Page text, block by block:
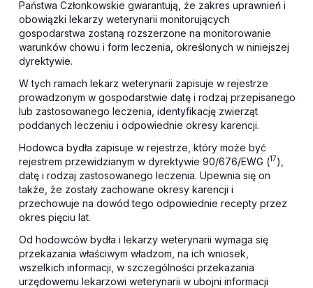
Państwa Członkowskie gwarantują, że zakres uprawnień i
obowiązki lekarzy weterynarii monitorujących
gospodarstwa zostaną rozszerzone na monitorowanie
warunków chowu i form leczenia, określonych w niniejszej
dyrektywie.
W tych ramach lekarz weterynarii zapisuje w rejestrze
prowadzonym w gospodarstwie datę i rodzaj przepisanego
lub zastosowanego leczenia, identyfikację zwierząt
poddanych leczeniu i odpowiednie okresy karencji.
Hodowca bydła zapisuje w rejestrze, który może być
rejestrem przewidzianym w dyrektywie 90/676/EWG (17),
datę i rodzaj zastosowanego leczenia. Upewnia się on
także, że zostały zachowane okresy karencji i
przechowuje na dowód tego odpowiednie recepty przez
okres pięciu lat.
Od hodowców bydła i lekarzy weterynarii wymaga się
przekazania właściwym władzom, na ich wniosek,
wszelkich informacji, w szczególności przekazania
urzędowemu lekarzowi weterynarii w ubojni informacji